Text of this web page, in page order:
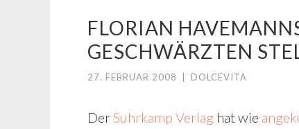
FLORIAN
GESCHWÄRZTEN
27. FEBRUAR 2008 DOLCEVITA
DerSuhrkamp Verlag hat wie